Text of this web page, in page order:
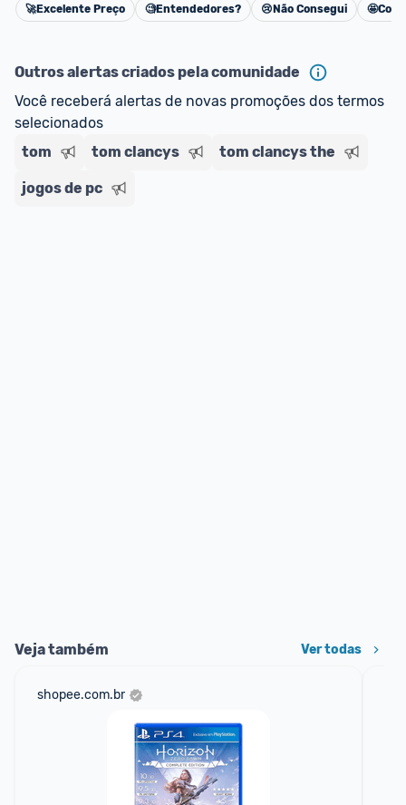
Cancelar
🚀Excelente Preço 🧐Entendedores? 😢 Não Consegui 🤩
Outros alertas criados pela comunidade
Você receberá alertas de novas promoções dos termos
selecionados
tom
tom clancys tom clancys the
jogos de pc
Veja também Ver todas
shopee.com.br